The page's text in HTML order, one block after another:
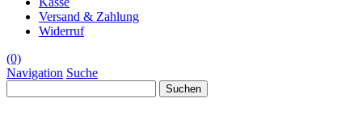
Versand & Zahlung
Widerruf
(0)
Navigation Suche
nach: